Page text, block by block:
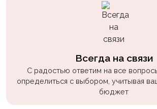
Всегда на связи
С радостью ответим на все
определиться с выбором, учитывая
бюджет